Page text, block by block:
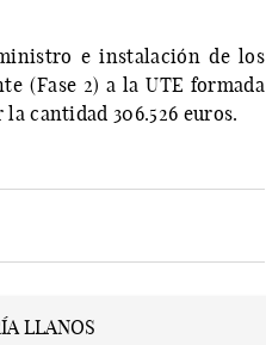
e instalación de los
(Fase 2) a la UTE formada
cantidad 306.526 euros.